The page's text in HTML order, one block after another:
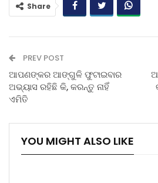
Share
PREV POST
ଆପଣଙ୍କର ଆଙ୍ଗୁଳି ଫୁଟାଇବାର
ଅଭ୍ୟାସ ରହିଛି କି, କରନ୍ତୁ ନାହିଁ
ଏମିତି
YOU MIGHT ALSO LIKE